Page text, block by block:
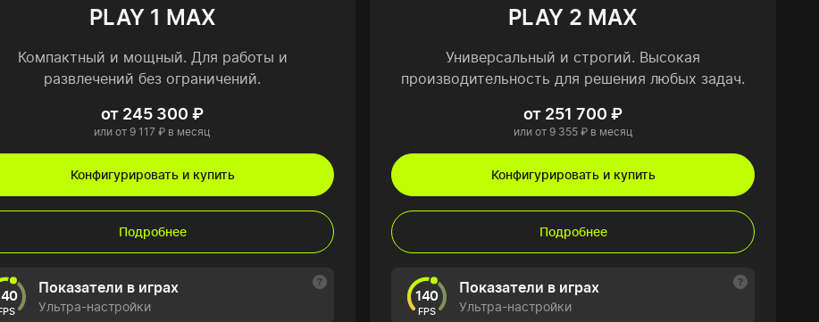
PLAY 1 MAX
Компактный и мощный. Для работы и
развлечений без ограничений.
от 245 300 ₽
или от 9 117 ₽ в месяц
Конфигурировать и купить
Подробнее
Показатели в играх
Ультра-настройки
PLAY 2 MAX
Универсальный и строгий. Высокая
производительность для решения любых задач.
от 251 700 ₽
или от 9 355 ₽ в месяц
Конфигурировать и купить
Подробнее
140
FPS
Показатели в играх
Ультра-настройки